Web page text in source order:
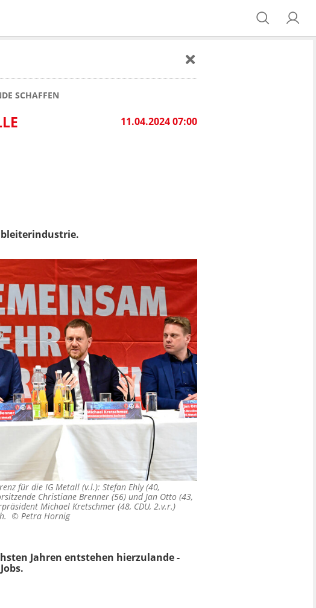
SCHAFFEN
11.04.2024 07:00
für die IG Metall (v.l.): Stefan Ehly (40,
Christiane Brenner (56) und Jan Otto (43,
Michael Kretschmer (48, CDU, 2.v.r.)
© Petra Hornig
Jahren entstehen hierzulande -